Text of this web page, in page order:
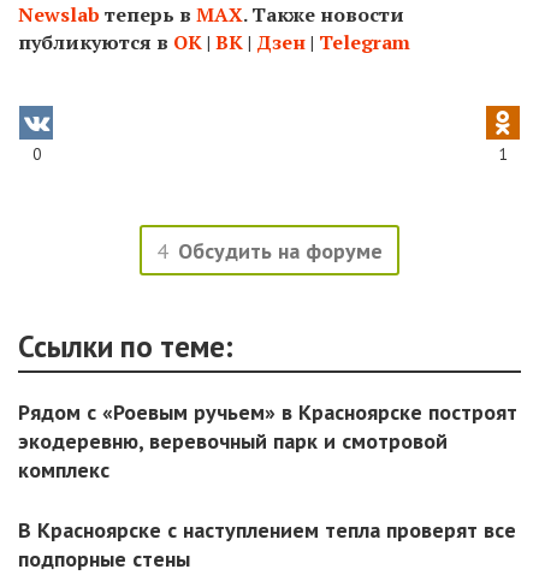
Newslab теперь в МАХ. Также новости
публикуются в ОК| ВК| Дзен| Telegram
0 1
4 Обсудить на форуме
Ссылки по теме:
Рядом с «Роевым ручьем» в Красноярске построят
экодеревню, веревочный парк и смотровой
комплекс
В Красноярске с наступлением тепла проверят все
подпорные стены